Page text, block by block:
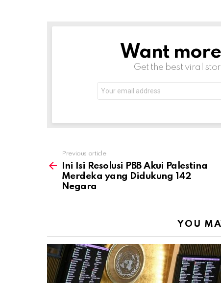
NEWSLETTERWant
Get the best viral
address:
more
Previous article
Ini Isi Resolusi PBB Akui Palestina
Merdeka yang Didukung 142
Negara
YOU